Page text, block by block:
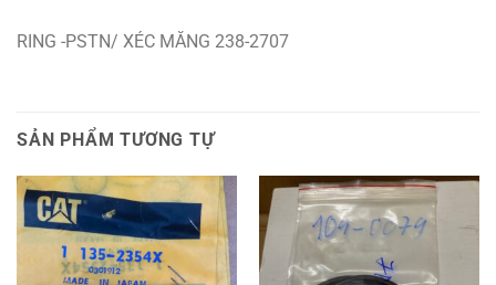
RING -PSTN/ XÉC MĂNG 238-2707
SẢN PHẨM TƯƠNG TỰ